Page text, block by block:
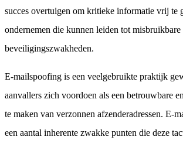
succes overtuigen om kritieke informatie vrij te
ondernemen die kunnen leiden tot misbruikbare
beveiligingszwakheden.
E-mailspoofing is een veelgebruikte praktijk
aanvallers zich voordoen als een betrouwbare
te maken van verzonnen afzenderadressen. E-
een aantal inherente zwakke punten die deze